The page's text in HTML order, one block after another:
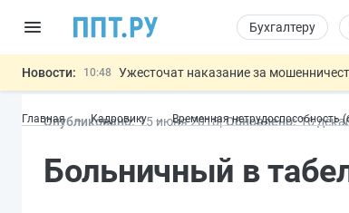
Бухгалтеру
Новости: 10:48 Ужесточат наказание за
09:13 ЕГЭ могут отменить и заменить
11:31
Важно Разработают единые
Главная Кадровику Временная нетрудоспособность
Опубликовано: 15 июня2018 Обновлено: 16 дек
Больничный в